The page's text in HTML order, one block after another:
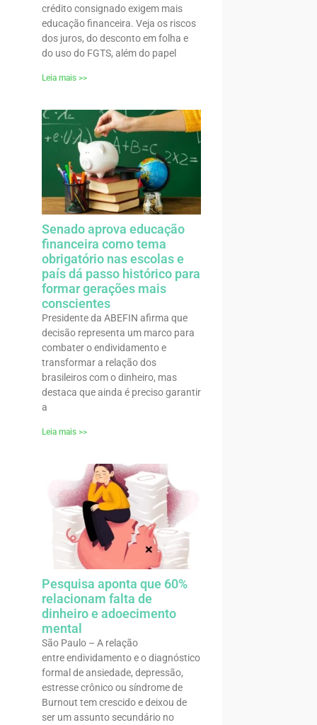
crédito consignado exigem mais
educação financeira. Veja os riscos
dos juros, do desconto em folha e
do uso do FGTS, além do papel
Leia mais >>
Senado aprova educação
financeira como tema
obrigatório nas escolas e
país dá passo histórico para
formar gerações mais
conscientes
Presidente da ABEFIN afirma que
decisão representa um marco para
combater o endividamento e
transformar a relação dos
brasileiros com o dinheiro, mas
destaca que ainda é preciso garantir
a
Leia mais >>
Pesquisa aponta que 60%
relacionam falta de
dinheiro e adoecimento
mental
São Paulo – A relação
entre endividamento e o diagnóstico
formal de ansiedade, depressão,
estresse crônico ou síndrome de
Burnout tem crescido e deixou de
ser um assunto secundário no